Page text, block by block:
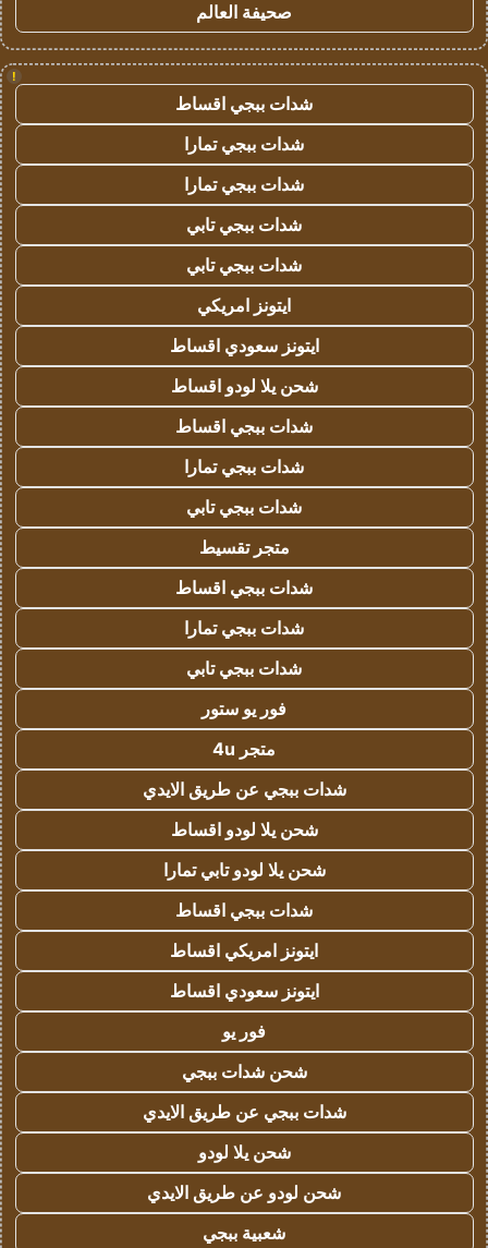
صحيفة العالم
!
شدات ببجي اقساط
شدات ببجي تمارا
شدات ببجي تمارا
شدات ببجي تابي
شدات ببجي تابي
ايتونز امريكي
ايتونز سعودي اقساط
شحن يلا لودو اقساط
شدات ببجي اقساط
شدات ببجي تمارا
شدات ببجي تابي
متجر تقسيط
شدات ببجي اقساط
شدات ببجي تمارا
شدات ببجي تابي
فور يو ستور
متجر 4u
شدات ببجي عن طريق الايدي
شحن يلا لودو اقساط
شحن يلا لودو تابي تمارا
شدات ببجي اقساط
ايتونز امريكي اقساط
ايتونز سعودي اقساط
فور يو
شحن شدات ببجي
شدات ببجي عن طريق الايدي
شحن يلا لودو
شحن لودو عن طريق الايدي
شعبية ببجي